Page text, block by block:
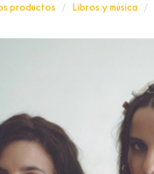
productos Libros y música